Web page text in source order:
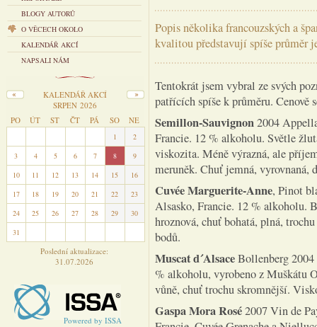
BLOGY AUTORŮ
O VĚCECH OKOLO
KALENDÁŘ AKCÍ
NAPSALI NÁM
KALENDÁŘ AKCÍ
SRPEN 2026
PO
ÚT ST ČT PÁ SO NE
1
2
3
4 5 6 7 8
9
10
11 12 13 14 15
16
17
18 19 20 21 22
23
24
25 26 27 28 29
30
31
Poslední aktualizace:
31.07.2026
Powered by ISSA
Popis několika francouzských a
kvalitou představují spíše průměr
Tentokrát jsem vybral ze svých
patřících spíše k průměru. Cenově
Semillon-Sauvignon2004
Francie. 12 % alkoholu. Světle
viskozita. Méně výrazná, ale
meruněk. Chuť jemná, vyrovnaná,
Cuvée Marguerite-Anne, Pinot
Alsasko, Francie. 12 % alkoholu.
hroznová, chuť bohatá, plná,
bodů.
Muscat d´AlsaceBollenberg
% alkoholu, vyrobeno z Muškátu
vůně, chuť trochu skromnější.
Gaspa Mora Rosé2007 Vin de